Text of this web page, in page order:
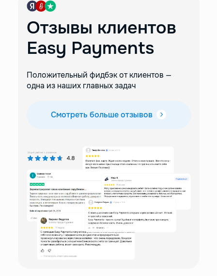
Отзывы клиентов
Easy Payments
Положительный фидбэк от клиентов —
одна из наших главных задач
Смотреть больше отзывов